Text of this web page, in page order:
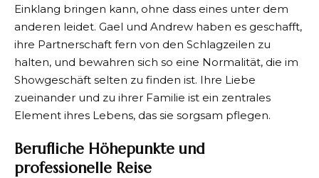
Einklang bringen kann, ohne dass eines unter dem
anderen leidet. Gael und Andrew haben es geschafft,
ihre Partnerschaft fern von den Schlagzeilen zu
halten, und bewahren sich so eine Normalität, die im
Showgeschäft selten zu finden ist. Ihre Liebe
zueinander und zu ihrer Familie ist ein zentrales
Element ihres Lebens, das sie sorgsam pflegen.
Berufliche Höhepunkte und
professionelle Reise